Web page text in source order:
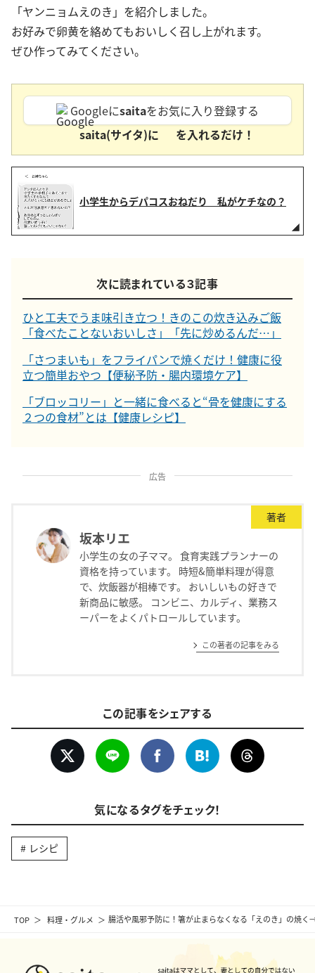
TOP 料理・グルメ 腸活や風邪予防に！箸が止まらなくなる「えのき」の焼
「ヤンニョムえのき」を紹介しました。
お好みで卵黄を絡めてもおいしく召し上がれます。
ぜひ作ってみてください。
Googleにsaitaをお気に入り登録する
saita(サイタ)に
を入れるだけ！
小学生からデパコスおねだり 私がケチなの？
次に読まれている３記事
ひと工夫でうま味引き立つ！きのこの炊き込みご飯
「食べたことないおいしさ」「先に炒めるんだ…」
「さつまいも」をフライパンで焼くだけ！健康に役
立つ簡単おやつ【便秘予防・腸内環境ケア】
「ブロッコリー」と一緒に食べると“骨を健康にする
２つの食材”とは【健康レシピ】
広告
著者
坂本リエ
小学生の女の子ママ。 食育実践プランナーの
資格を持っています。 時短&簡単料理が得意
で、炊飯器が相棒です。 おいしいもの好きで
新商品に敏感。 コンビニ、カルディ、業務ス
ーパーをよくパトロールしています。
この著者の記事をみる
この記事をシェアする
気になるタグをチェック！
レシピ